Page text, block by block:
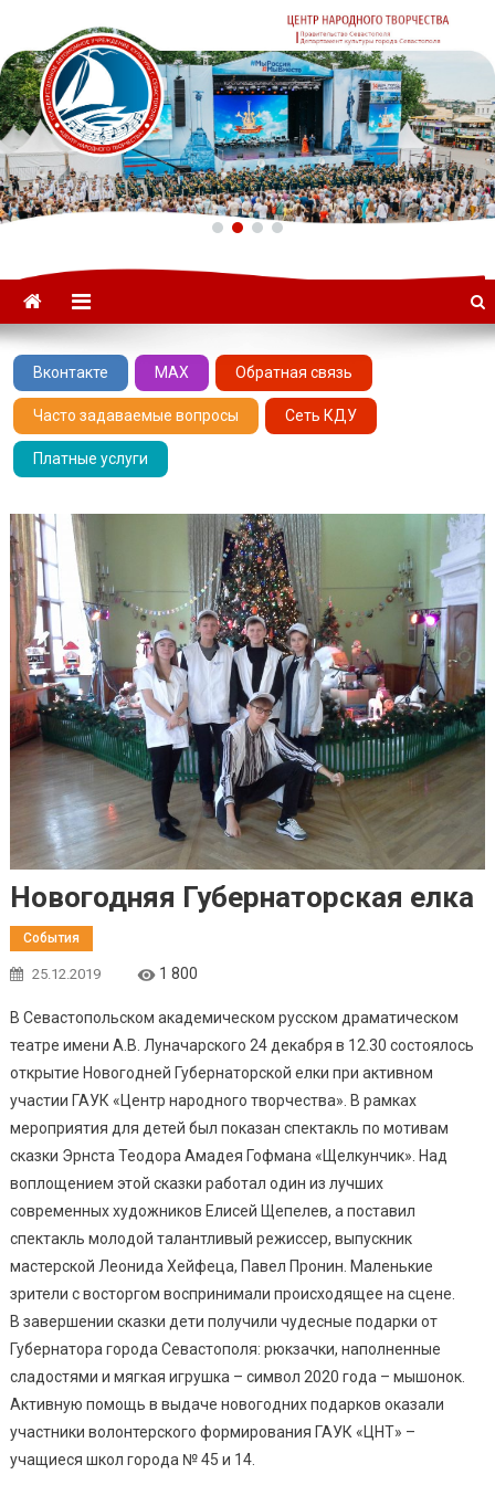
ГАУК «ЦНТ» –
Севастопольский Центр
народного творчества
Вконтакте MAX Обратная связь
Часто задаваемые вопросы Сеть КДУ
Платные услуги
Новогодняя Губернаторская елка
События
25.12.2019 1 800
В Севастопольском академическом русском драматическом
театре имени А.В. Луначарского 24 декабря в 12.30 состоялось
открытие Новогодней Губернаторской елки при активном
участии ГАУК «Центр народного творчества». В рамках
мероприятия для детей был показан спектакль по мотивам
сказки Эрнста Теодора Амадея Гофмана «Щелкунчик». Над
воплощением этой сказки работал один из лучших
современных художников Елисей Щепелев, а поставил
спектакль молодой талантливый режиссер, выпускник
мастерской Леонида Хейфеца, Павел Пронин. Маленькие
зрители с восторгом воспринимали происходящее на сцене.
В завершении сказки дети получили чудесные подарки от
Губернатора города Севастополя: рюкзачки, наполненные
сладостями и мягкая игрушка – символ 2020 года – мышонок.
Активную помощь в выдаче новогодних подарков оказали
участники волонтерского формирования ГАУК «ЦНТ» –
учащиеся школ города № 45 и 14.